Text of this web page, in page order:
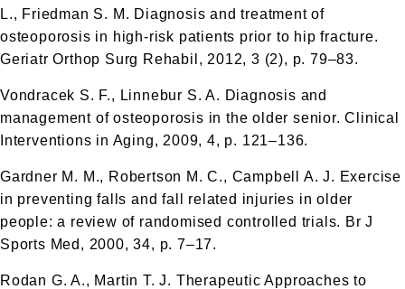
L., Friedman S. M. Diagnosis and treatment of
osteoporosis in high-risk patients prior to hip fracture.
Geriatr Orthop Surg Rehabil, 2012, 3 (2), p. 79–83.
Vondracek S. F., Linnebur S. A. Diagnosis and
management of osteoporosis in the older senior. Clinical
Interventions in Aging, 2009, 4, p. 121–136.
Gardner M. M., Robertson M. C., Campbell A. J. Exercise
in preventing falls and fall related injuries in older
people: a review of randomised controlled trials. Br J
Sports Med, 2000, 34, p. 7–17.
Rodan G. A., Martin T. J. Therapeutic Approaches to